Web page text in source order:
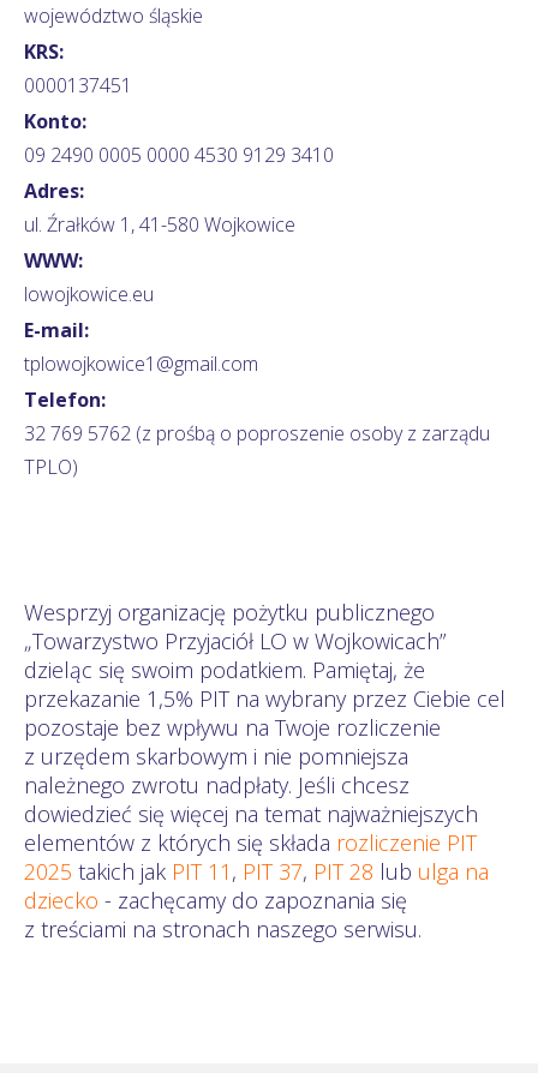
województwo śląskie
KRS:
0000137451
Konto:
09 2490 0005 0000 4530 9129 3410
Adres:
ul. Źrałków 1, 41-580 Wojkowice
WWW:
lowojkowice.eu
E-mail:
tplowojkowice1@gmail.com
Telefon:
32 769 5762 (z prośbą o poproszenie osoby z zarządu
TPLO)
Wesprzyj organizację pożytku publicznego
„Towarzystwo Przyjaciół LO w Wojkowicach”
dzieląc się swoim podatkiem. Pamiętaj, że
przekazanie 1,5% PIT na wybrany przez Ciebie cel
pozostaje bez wpływu na Twoje rozliczenie
z urzędem skarbowym i nie pomniejsza
należnego zwrotu nadpłaty. Jeśli chcesz
dowiedzieć się więcej na temat najważniejszych
elementów z których się składa rozliczenie PIT
2025 takich jak PIT 11 , PIT 37, PIT 28 lub ulga na
dziecko - zachęcamy do zapoznania się
z treściami na stronach naszego serwisu.